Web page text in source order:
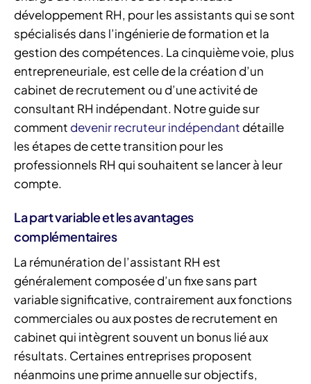
développement RH, pour les assistants qui se sont
spécialisés dans l’ingénierie de formation et la
gestion des compétences. La cinquième voie, plus
entrepreneuriale, est celle de la création d’un
cabinet de recrutement ou d’une activité de
consultant RH indépendant. Notre guide sur
comment devenir recruteur indépendant détaille
les étapes de cette transition pour les
professionnels RH qui souhaitent se lancer à leur
compte.
La part variable et les avantages
complémentaires
La rémunération de l’assistant RH est
généralement composée d’un fixe sans part
variable significative, contrairement aux fonctions
commerciales ou aux postes de recrutement en
cabinet qui intègrent souvent un bonus lié aux
résultats. Certaines entreprises proposent
néanmoins une prime annuelle sur objectifs,